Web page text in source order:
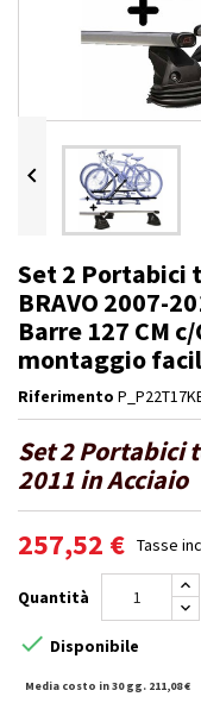

Set 2 Portabici
BRAVO 2007-
Barre 127 CM
montaggio
Riferimento
Set 2 Portabici
2011 in Acciaio
257,52 € Tasse
Quantità
 Disponibile
Media costo in 30 gg. 211,08 €